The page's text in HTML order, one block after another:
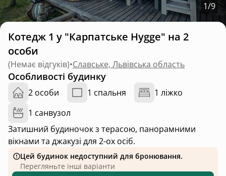
1/9
Котедж 1 у "Карпатське Hygge" на 2
особи
(Немає відгуків)•Славське, Львівська область
Особливості будинку
2 особи 1 спальня
1 ліжко
1 санвузол
Затишний будиночок з терасою, панорамними
вікнами та джакузі для 2-ох осіб.
Цей будинок недоступний для бронювання.
Перегляньте інші варіанти